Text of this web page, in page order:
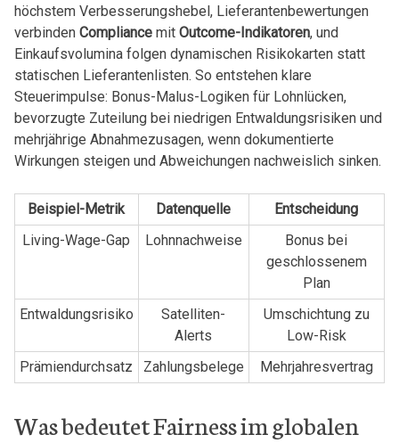
höchstem Verbesserungshebel, Lieferantenbewertungen
verbinden Compliancemit Outcome-Indikatoren, und
Einkaufsvolumina folgen dynamischen Risikokarten statt
statischen Lieferantenlisten. So entstehen klare
Steuerimpulse: Bonus-Malus-Logiken für Lohnlücken,
bevorzugte Zuteilung bei niedrigen Entwaldungsrisiken und
mehrjährige Abnahmezusagen, wenn dokumentierte
Wirkungen steigen und Abweichungen nachweislich sinken.
Beispiel-Metrik Datenquelle
Entscheidung
Living-Wage-Gap
Lohnnachweise
Bonus bei
geschlossenem
Plan
Entwaldungsrisiko
Satelliten-
Alerts
Umschichtung zu
Low-Risk
Prämiendurchsatz
Zahlungsbelege Mehrjahresvertrag
Was bedeutet Fairness im globalen